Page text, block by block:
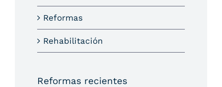
Reformas
Rehabilitación
Reformas recientes